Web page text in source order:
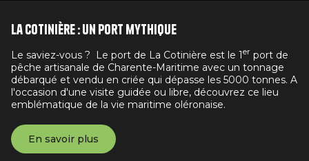
La Cotinière : un port mythique
Le saviez-vous ? Le port de La Cotinière est le 1er port de
pêche artisanale de Charente-Maritime avec un tonnage
débarqué et vendu en criée qui dépasse les 5000 tonnes. A
l'occasion d'une visite guidée ou libre, découvrez ce lieu
emblématique de la vie maritime oléronaise.
En savoir plus